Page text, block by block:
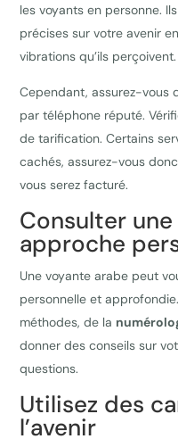
les voyants en personne.
précises sur votre avenir
vibrations qu’ils perçoivent.
Cependant, assurez-vous
par téléphone réputé.
de tarification. Certains
cachés, assurez-vous
vous serez facturé.
Consulter
approche
Une voyante arabe peut
personnelle et
méthodes, de la
donner des conseils sur
questions.
Utilisez des
l’avenir